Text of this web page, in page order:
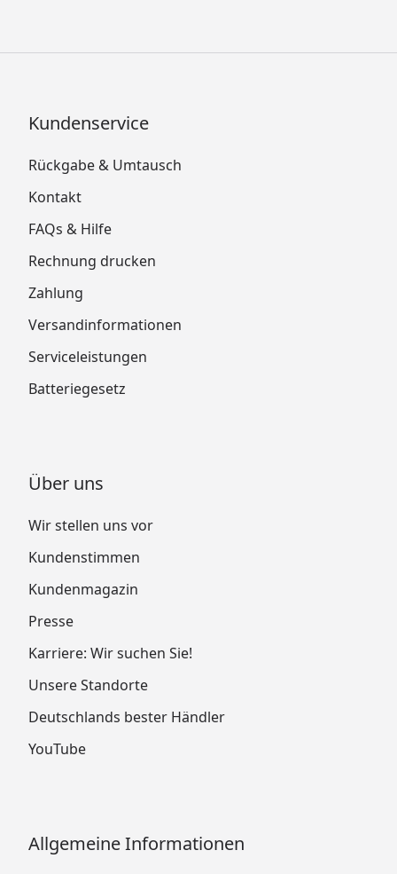
Kundenservice
Rückgabe & Umtausch
Kontakt
FAQs & Hilfe
Rechnung drucken
Zahlung
Versandinformationen
Serviceleistungen
Batteriegesetz
Über uns
Wir stellen uns vor
Kundenstimmen
Kundenmagazin
Presse
Karriere: Wir suchen Sie!
Unsere Standorte
Deutschlands bester Händler
YouTube
Allgemeine Informationen